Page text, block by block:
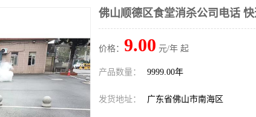
佛山顺德区食堂消杀公司电话 快
价格： 9.00 元/年 起
产品数量： 9999.00年
发货地址： 广东省佛山市南海区